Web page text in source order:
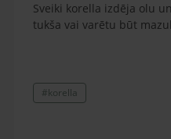
Sveiki korella izdēja olu
tukša vai varētu būt
#korella